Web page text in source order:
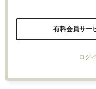
有料会員サー
ログ